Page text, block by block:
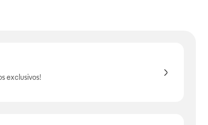
exclusivos!